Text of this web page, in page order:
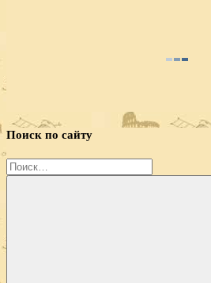
Поиск по сайту
Найти: